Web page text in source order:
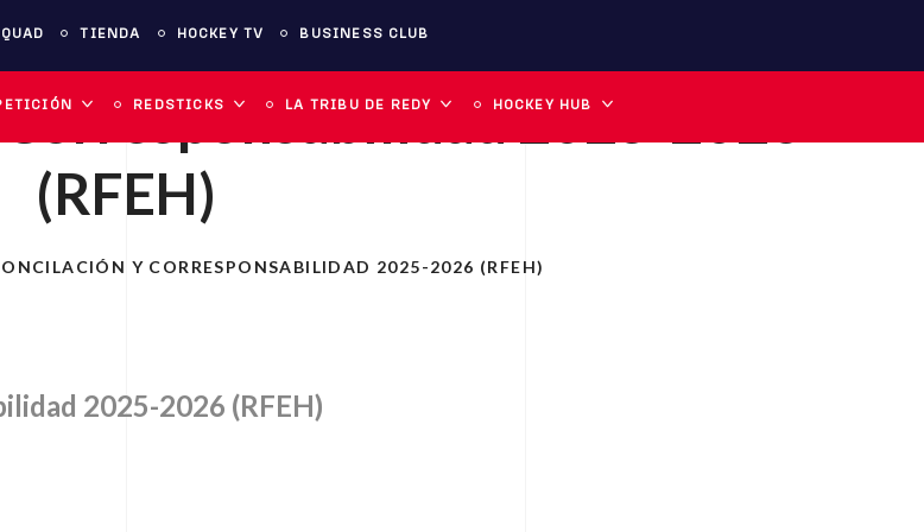
TIENDA HOCKEY TV BUSINESS CLUB
REDSTICKS LA TRIBU DE REDY HOCKEY HUB
2025-2026
(RFEH)
Y CORRESPONSABILIDAD 2025-2026 (RFEH)
2025-2026 (RFEH)